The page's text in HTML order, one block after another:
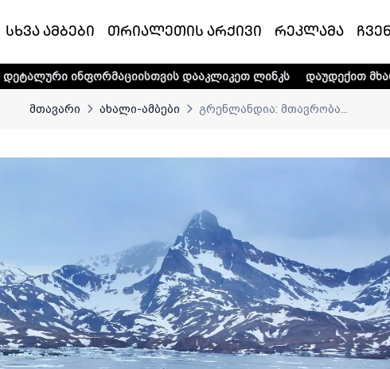
სხვა ამბები თრიალეთის არქივი რეკლამა
დააკლიკეთ ლინკს დაუდექით მხარში ტელე-
მთავარი ახალი-ამბები გრენლანდია: მთავრობა...